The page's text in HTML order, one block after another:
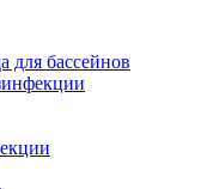
для бассейнов